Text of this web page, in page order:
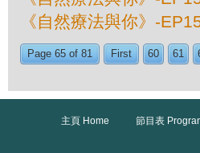
《自然療法與你》-
Page 65 of 81 First 60 61
主頁 Home 節目表